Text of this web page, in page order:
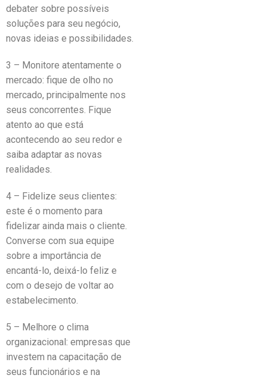
debater sobre possíveis
soluções para seu negócio,
novas ideias e possibilidades.
3 – Monitore atentamente o
mercado: fique de olho no
mercado, principalmente nos
seus concorrentes. Fique
atento ao que está
acontecendo ao seu redor e
saiba adaptar as novas
realidades.
4 – Fidelize seus clientes:
este é o momento para
fidelizar ainda mais o cliente.
Converse com sua equipe
sobre a importância de
encantá-lo, deixá-lo feliz e
com o desejo de voltar ao
estabelecimento.
5 – Melhore o clima
organizacional: empresas que
investem na capacitação de
seus funcionários e na